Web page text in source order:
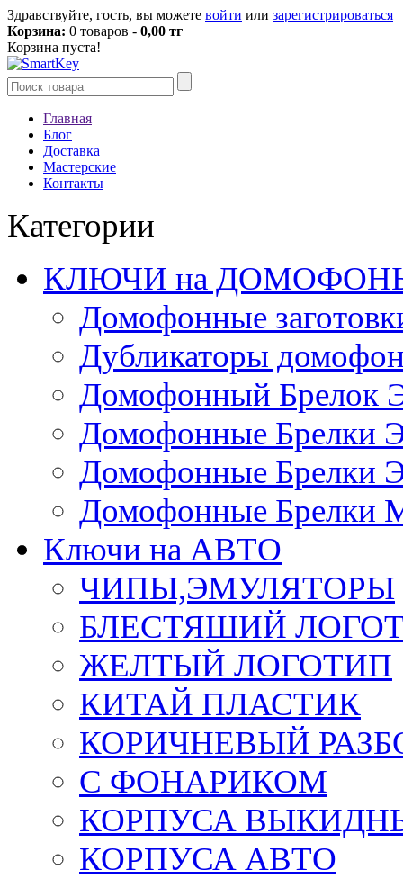
Здравствуйте, гость, вы можете войти или зарегистрироваться
Корзина: 0 товаров - 0,00 тг
Корзина пуста!
Главная
Блог
Доставка
Мастерские
Контакты
Категории
КЛЮЧИ на
Домофонные
Дубликаторы
Домофонный Брелок
Домофонные Брелки
Домофонные Брелки
Домофонные Брелки
Ключи на АВТО
ЧИПЫ,ЭМУЛЯТОРЫ
БЛЕСТЯШИЙ
ЖЕЛТЫЙ ЛОГОТИП
КИТАЙ ПЛАСТИК
КОРИЧНЕВЫЙ
С ФОНАРИКОМ
КОРПУСА
КОРПУСА АВТО